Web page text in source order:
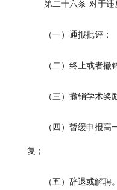
第二十六条 对于违
（一）通报批评；
（二）终止或者
（三）撤销学术奖
（四）暂缓申报
复；
（五）辞退或解聘。